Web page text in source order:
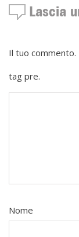
Lascia
Il tuo commento.
tag pre.
Nome